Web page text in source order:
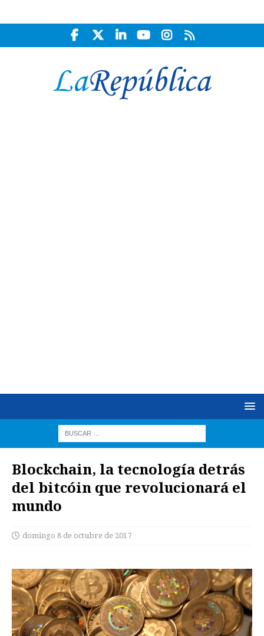
Blockchain, la tecnología detrás
del bitcóin que revolucionará el
mundo
domingo 8 de octubre de 2017